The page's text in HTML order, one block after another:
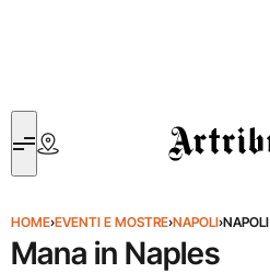
Artribune
HOME›EVENTI E MOSTRE›NAPOLI›NAPOLI
Mana in Naples